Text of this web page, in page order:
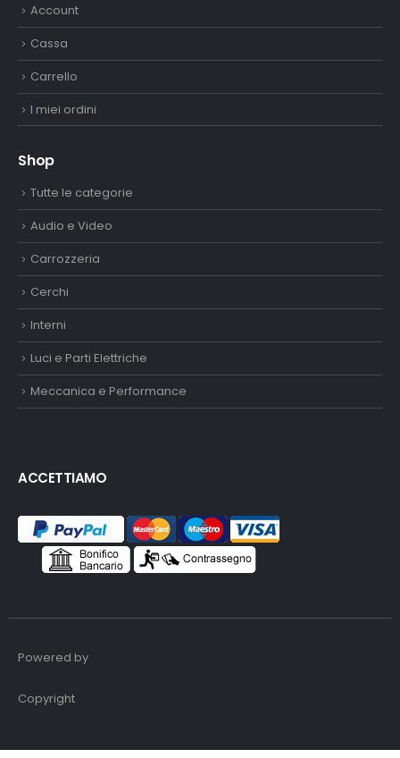
Account
Cassa
Carrello
I miei ordini
Shop
Tutte le categorie
Audio e Video
Carrozzeria
Cerchi
Interni
Luci e Parti Elettriche
Meccanica e Performance
ACCETTIAMO
Powered by
Copyright